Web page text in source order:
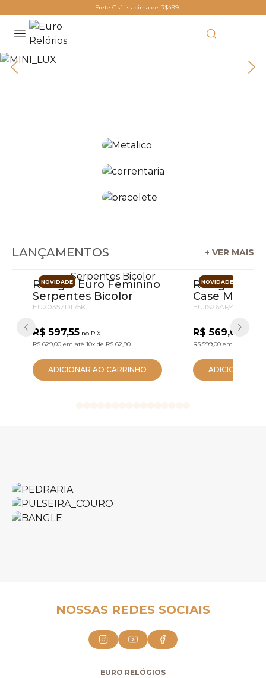
Frete Grátis acima de R$499
LANÇAMENTOS + VER MAIS
NOVIDADE
Relógio Euro Feminino
Serpentes Bicolor
EU2035ZDL/5K
R$ 597,55 no PIX
R$ 629,00 em até 10x de R$ 62,90
ADICIONAR AO CARRINHO
NOVIDADE
Relógio
Case
EUJS26AF/4M
R$ 569,05
R$ 599,00 em até
ADICIONAR
NOSSAS REDES SOCIAIS
EURO RELÓGIOS